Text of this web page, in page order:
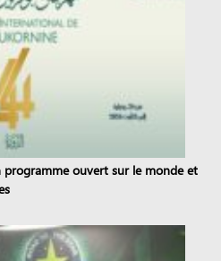
programme ouvert sur le monde et